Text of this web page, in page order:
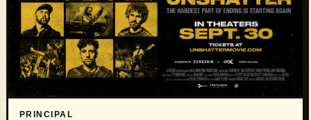
PRINCIPAL